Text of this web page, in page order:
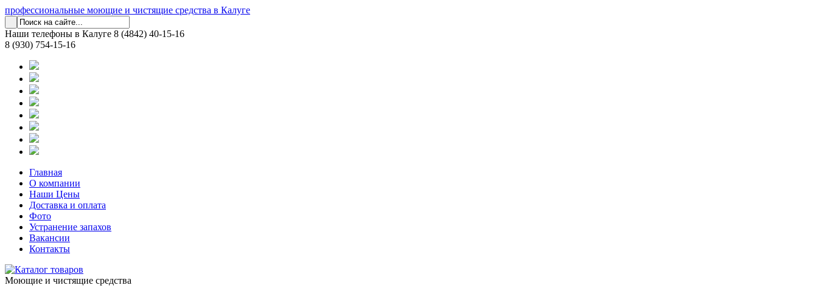
профессиональные моющие и чистящие средства в Калуге
Наши телефоны в Калуге 8 (4842) 40-15-16
8 (930) 754-15-16
Главная
О компании
Наши Цены
Доставка и оплата
Фото
Устранение запахов
Вакансии
Контакты
Моющие и чистящие средства